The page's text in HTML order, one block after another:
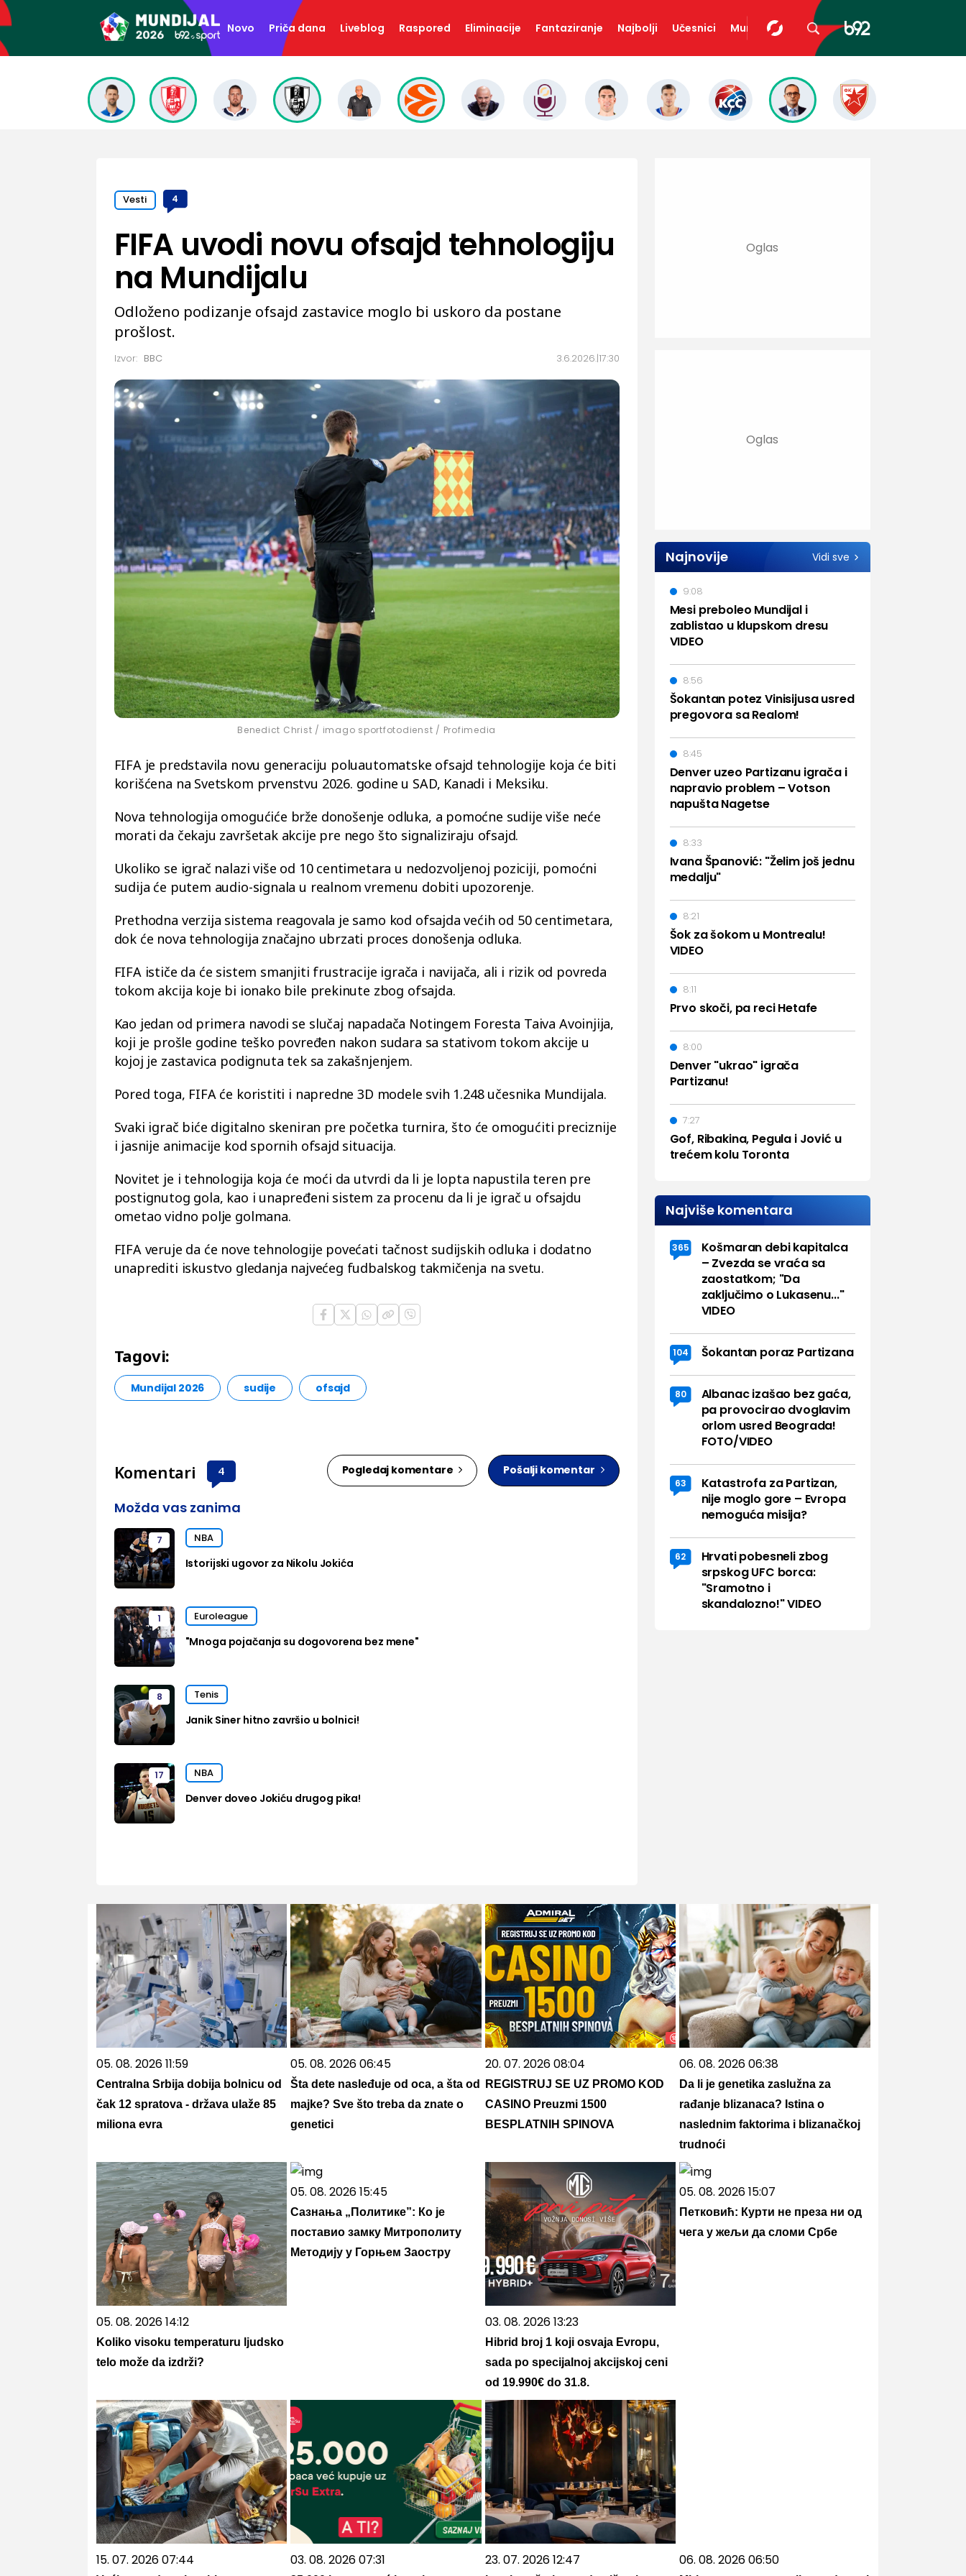
Novo Priča dana Liveblog Raspored Eliminacije Fantaziranje Najbolji Učesnici Mundopedija
Vesti 4
3.6.2026. 17:30
FIFA uvodi novu ofsajd tehnologiju
na Mundijalu
Odloženo podizanje ofsajd zastavice moglo bi uskoro da postane
prošlost.
Izvor: BBC
Benedict Christ / imago sportfotodienst / Profimedia
FIFA je predstavila novu generaciju poluautomatske ofsajd tehnologije koja će biti
korišćena na Svetskom prvenstvu 2026. godine u SAD, Kanadi i Meksiku.
Nova tehnologija omogućiće brže donošenje odluka, a pomoćne sudije više neće
morati da čekaju završetak akcije pre nego što signaliziraju ofsajd.
Ukoliko se igrač nalazi više od 10 centimetara u nedozvoljenoj poziciji, pomoćni
sudija će putem audio-signala u realnom vremenu dobiti upozorenje.
Prethodna verzija sistema reagovala je samo kod ofsajda većih od 50 centimetara,
dok će nova tehnologija značajno ubrzati proces donošenja odluka.
FIFA ističe da će sistem smanjiti frustracije igrača i navijača, ali i rizik od povreda
tokom akcija koje bi ionako bile prekinute zbog ofsajda.
Kao jedan od primera navodi se slučaj napadača Notingem Foresta Taiva Avoinjija,
koji je prošle godine teško povređen nakon sudara sa stativom tokom akcije u
kojoj je zastavica podignuta tek sa zakašnjenjem.
Pored toga, FIFA će koristiti i napredne 3D modele svih 1.248 učesnika Mundijala.
Svaki igrač biće digitalno skeniran pre početka turnira, što će omogućiti preciznije
i jasnije animacije kod spornih ofsajd situacija.
Novitet je i tehnologija koja će moći da utvrdi da li je lopta napustila teren pre
postignutog gola, kao i unapređeni sistem za procenu da li je igrač u ofsajdu
ometao vidno polje golmana.
FIFA veruje da će nove tehnologije povećati tačnost sudijskih odluka i dodatno
unaprediti iskustvo gledanja najvećeg fudbalskog takmičenja na svetu.
Tagovi:
Mundijal 2026 sudije ofsajd
Komentari 4 Pogledaj komentare Pošalji komentar
Možda vas zanima
7 NBA
Istorijski ugovor za Nikolu Jokića
1 Euroleague
"Mnoga pojačanja su dogovorena bez mene"
8 Tenis
Janik Siner hitno završio u bolnici!
17 NBA
Denver doveo Jokiću drugog pika!
Najnovije Vidi sve
Mesi preboleo Mundijal i
zablistao u klupskom dresu
VIDEO
9:08
Šokantan potez Vinisijusa usred
pregovora sa Realom!
8:56
Denver uzeo Partizanu igrača i
napravio problem – Votson
napušta Nagetse
8:45
Ivana Španović: "Želim još jednu
medalju"
8:33
Šok za šokom u Montrealu!
VIDEO
8:21
Prvo skoči, pa reci Hetafe
8:11
Denver "ukrao" igrača
Partizanu!
8:00
Gof, Ribakina, Pegula i Jović u
trećem kolu Toronta
7:27
Najviše komentara
365
Košmaran debi kapitalca
– Zvezda se vraća sa
zaostatkom; "Da
zaključimo o Lukasenu..."
VIDEO
104 Šokantan poraz Partizana
80
Albanac izašao bez gaća,
pa provocirao dvoglavim
orlom usred Beograda!
FOTO/VIDEO
63
Katastrofa za Partizan,
nije moglo gore – Evropa
nemoguća misija?
62
Hrvati pobesneli zbog
srpskog UFC borca:
"Sramotno i
skandalozno!" VIDEO
05. 08. 2026 11:59
Centralna Srbija dobija bolnicu od
čak 12 spratova - država ulaže 85
miliona evra
05. 08. 2026 06:45
Šta dete nasleđuje od oca, a šta od
majke? Sve što treba da znate o
genetici
20. 07. 2026 08:04
REGISTRUJ SE UZ PROMO KOD
CASINO Preuzmi 1500
BESPLATNIH SPINOVA
06. 08. 2026 06:38
Da li je genetika zaslužna za
rađanje blizanaca? Istina o
naslednim faktorima i blizanačkoj
trudnoći
05. 08. 2026 14:12
Koliko visoku temperaturu ljudsko
telo može da izdrži?
05. 08. 2026 15:45
Сазнања „Политике”: Ко је
поставио замку Митрополиту
Методију у Горњем Заостру
03. 08. 2026 13:23
Hibrid broj 1 koji osvaja Evropu,
sada po specijalnoj akcijskoj ceni
od 19.990€ do 31.8.
05. 08. 2026 15:07
Петковић: Курти не преза ни од
чега у жељи да сломи Србе
15. 07. 2026 07:44 03. 08. 2026 07:31 23. 07. 2026 12:47 06. 08. 2026 06:50